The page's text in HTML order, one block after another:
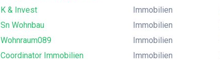
K & Invest Immobilien
Sn Wohnbau
Immobilien
Wohnraum089
Immobilien
Coordinator Immobilien
Immobilien